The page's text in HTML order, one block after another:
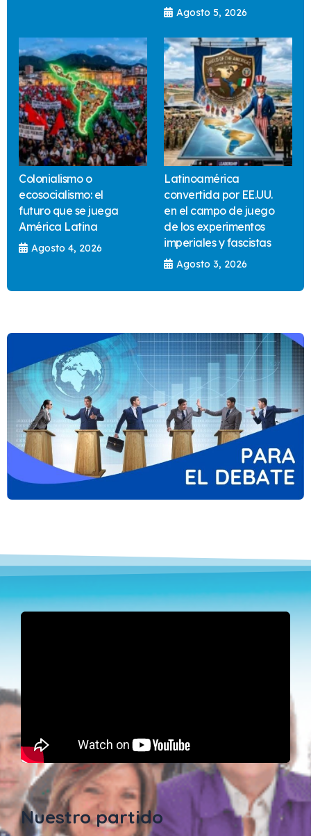
Agosto 5, 2026
Colonialismo o
ecosocialismo: el
futuro que se juega
América Latina
Agosto 4, 2026
Latinoamérica
convertida por EE.UU.
en el campo de juego
de los experimentos
imperiales y fascistas
Agosto 3, 2026
Nuestro partido